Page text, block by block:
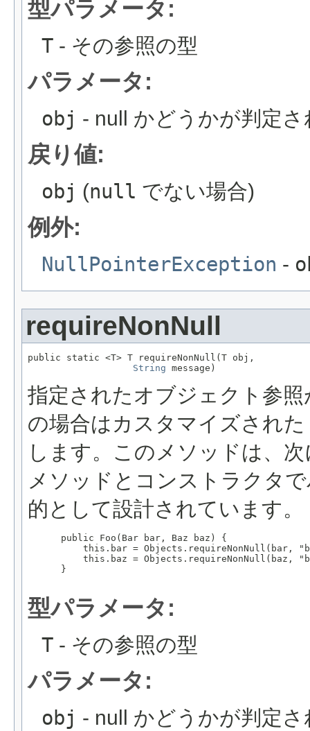
型パラメータ:
T - その参照の型
パラメータ:
obj - null かどうかが判定
戻り値:
obj (null でない場合)
例外:
NullPointerException -
requireNonNull
public static <T> T requireNonNull(T obj,
String message)
指定されたオブジェクト参
の場合はカスタマイズされた
します。このメソッドは、
メソッドとコンストラクタ
的として設計されています。
public Foo(Bar bar, Baz baz) {
this.bar = Objects.requireNonNull(bar,
this.baz = Objects.requireNonNull(baz,
}
型パラメータ:
T - その参照の型
パラメータ:
obj - null かどうかが判定